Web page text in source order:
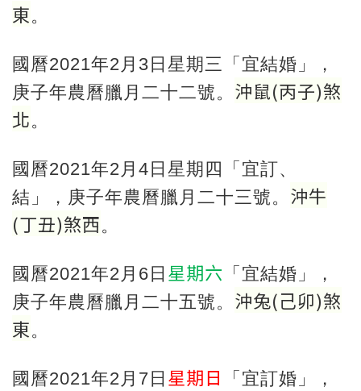
東。
國曆2021年2月3日星期三「宜結婚」，
庚子年農曆臘月二十二號。 沖鼠(丙子)煞
北。
國曆2021年2月4日星期四「宜訂、
結」，庚子年農曆臘月二十三號。 沖牛
(丁丑)煞西。
國曆2021年2月6日 星期六 「宜結婚」，
庚子年農曆臘月二十五號。 沖兔(己卯)煞
東。
國曆2021年2月7日 星期日
「宜訂婚」，